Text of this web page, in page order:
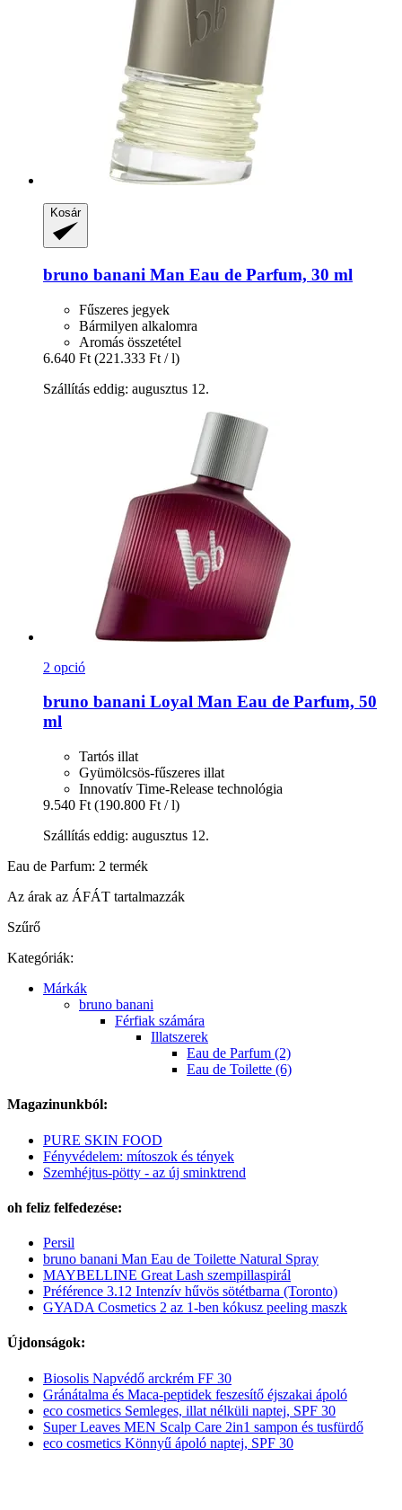
Kosár
bruno banani Man Eau de Parfum, 30 ml
Fűszeres jegyek
Bármilyen alkalomra
Aromás összetétel
6.640 Ft (221.333 Ft / l)
Szállítás eddig: augusztus 12.
2 opció
bruno banani Loyal Man Eau de Parfum, 50
ml
Tartós illat
Gyümölcsös-fűszeres illat
Innovatív Time-Release technológia
9.540 Ft (190.800 Ft / l)
Szállítás eddig: augusztus 12.
Eau de Parfum: 2 termék
Az árak az ÁFÁT tartalmazzák
Szűrő
Kategóriák:
Márkák
bruno banani
Férfiak számára
Illatszerek
Eau de Parfum (2)
Eau de Toilette (6)
Magazinunkból:
PURE SKIN FOOD
Fényvédelem: mítoszok és tények
Szemhéjtus-pötty - az új sminktrend
oh feliz felfedezése:
Persil
bruno banani Man Eau de Toilette Natural Spray
MAYBELLINE Great Lash szempillaspirál
Préférence 3.12 Intenzív hűvös sötétbarna (Toronto)
GYADA Cosmetics 2 az 1-ben kókusz peeling maszk
Újdonságok:
Biosolis Napvédő arckrém FF 30
Gránátalma és Maca-peptidek feszesítő éjszakai ápoló
eco cosmetics Semleges, illat nélküli naptej, SPF 30
Super Leaves MEN Scalp Care 2in1 sampon és tusfürdő
eco cosmetics Könnyű ápoló naptej, SPF 30